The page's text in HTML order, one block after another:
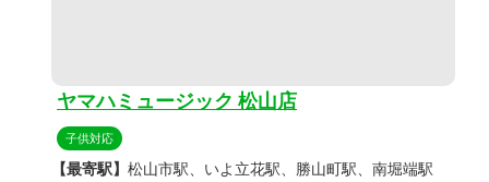
ヤマハミュージック 松山店
子供対応
【最寄駅】 松山市駅、いよ立花駅、勝山町駅、南堀端駅